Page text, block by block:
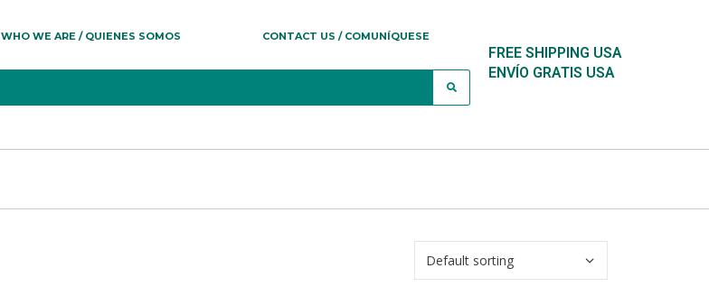
WHO WE ARE / QUIENES SOMOS CONTACT US / COMUNÍQUESE
FREE SHIPPING USA
ENVÍO GRATIS USA